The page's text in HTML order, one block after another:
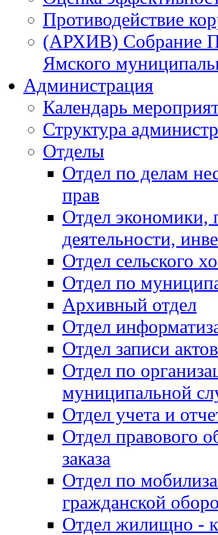
Противодействие
(АРХИВ) Собрание
Ямского
Администрация
Календарь
Структура
Отделы
Отдел по делам
прав
Отдел экономики,
деятельности,
Отдел сельского
Отдел по
Архивный отдел
Отдел
Отдел записи
Отдел по
муниципальной
Отдел учета и
Отдел правового
заказа
Отдел по
гражданской
Отдел жилищно -